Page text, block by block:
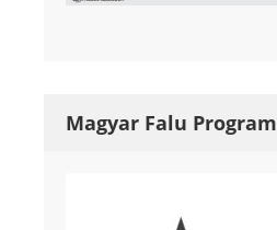
Magyar Falu Program